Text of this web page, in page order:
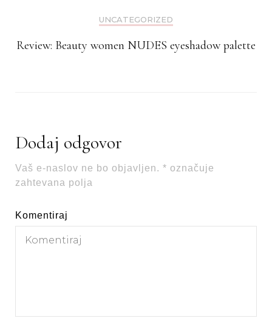
UNCATEGORIZED
Review: Beauty women NUDES eyeshadow palette
Dodaj odgovor
Vaš e-naslov ne bo objavljen. * označuje
zahtevana polja
Komentiraj